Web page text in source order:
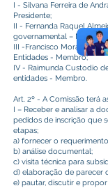
I - Silvana Ferreira de
Presidente;
II - Fernanda Raquel
governamental – Membro;
III -Francisco Moraes da
Entidades - Membro;
IV - Raimunda Custodio
entidades - Membro.
Art. 2º - A Comissão terá
I – Receber e analisar a
pedidos de inscrição que
etapas;
a) fornecer o
b) análise documental;
c) visita técnica para
d) elaboração de parecer
e) pautar, discutir e